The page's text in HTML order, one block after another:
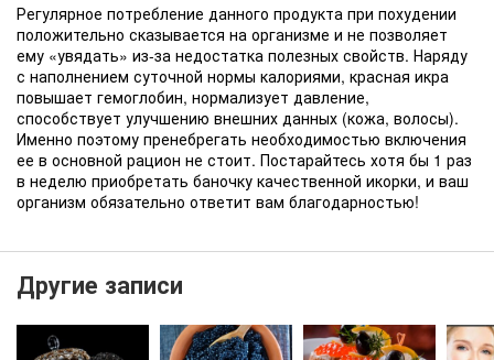
Регулярное потребление данного продукта при похудении
положительно сказывается на организме и не позволяет
ему «увядать» из-за недостатка полезных свойств. Наряду
с наполнением суточной нормы калориями, красная икра
повышает гемоглобин, нормализует давление,
способствует улучшению внешних данных (кожа, волосы).
Именно поэтому пренебрегать необходимостью включения
ее в основной рацион не стоит. Постарайтесь хотя бы 1 раз
в неделю приобретать баночку качественной икорки, и ваш
организм обязательно ответит вам благодарностью!
Другие записи